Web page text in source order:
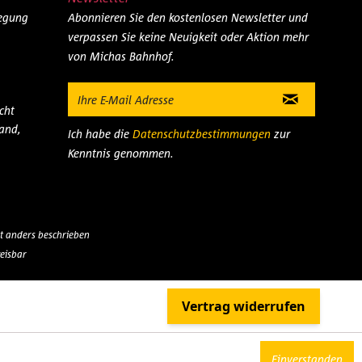
Abonnieren Sie den kostenlosen Newsletter und
verpassen Sie keine Neuigkeit oder Aktion mehr
von Michas Bahnhof.
Ich habe die Datenschutzbestimmungenzur
Kenntnis genommen.
anders beschrieben
Einverstanden